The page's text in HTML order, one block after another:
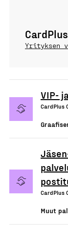
Yrityksen
VIP-
CardPlus
CardPlus
Muut